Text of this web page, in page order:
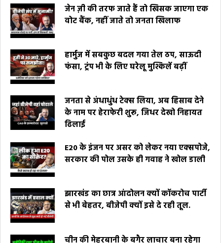
जेन ज़ी की तरफ जाते हैं तो खिसक जाएगा एक
वोट बैंक, नहीं जाते तो जनता खिलाफ
हार्मुज में सबकुछ बदल गया तेल ठप, साऊदी
फंसा, ट्रंप भी के लिए घरेलू मुश्किलें बढ़ीं
जनता से अंधाधुंध टेक्स लिया, अब हिसाब देने
के नाम पर हेराफेरी शुरू, जिधर देखो निहायत
ढिलाई
E20 के इंजन पर असर को लेकर नया एक्सपोजे,
सरकार की पोल उसके ही गवाह ने खोल डाली
झारखंड का छात्र आंदोलन क्यों कॉकरोच पार्टी
से भी बेहतर, बीजेपी क्यों इसे दे रही तूल.
चीन की मेहरबानी के बगैर लाचार बना रहेगा